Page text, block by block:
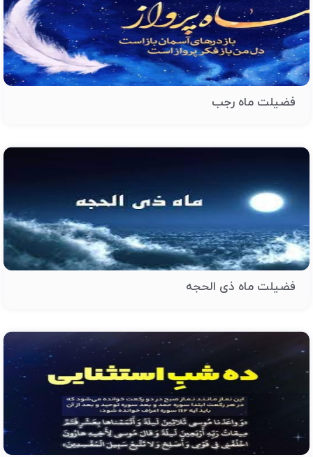
فضیلت ماه رجب
فضیلت ماه ذی الحجه